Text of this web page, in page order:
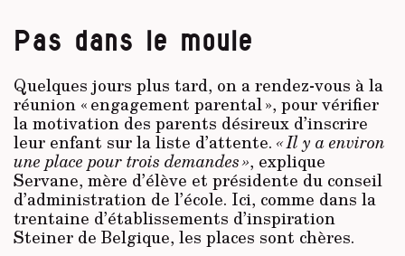
Pas dans le moule
Quelques jours plus tard, on a rendez-vous à la
réunion « engagement parental », pour vérifier
la motivation des parents désireux d’inscrire
leur enfant sur la liste d’attente. « Il y a environ
une place pour trois demandes », explique
Servane, mère d’élève et présidente du conseil
d’administration de l’école. Ici, comme dans la
trentaine d’établissements d’inspiration
Steiner de Belgique, les places sont chères.